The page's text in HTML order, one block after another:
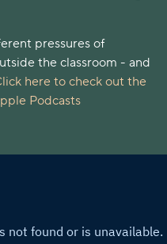
pressures of
the classroom - and
here to check out the
Podcasts